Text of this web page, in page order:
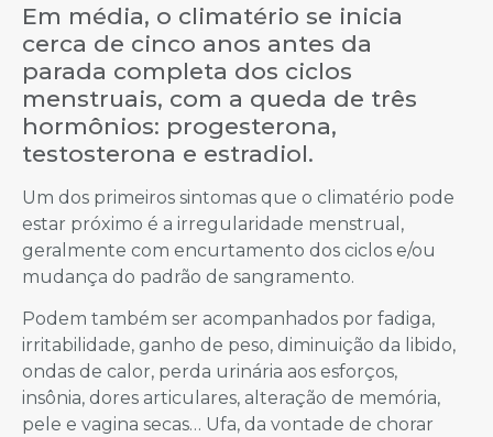
Em média, o climatério se inicia
cerca de cinco anos antes da
parada completa dos ciclos
menstruais, com a queda de três
hormônios: progesterona,
testosterona e estradiol.
Um dos primeiros sintomas que o climatério pode
estar próximo é a irregularidade menstrual,
geralmente com encurtamento dos ciclos e/ou
mudança do padrão de sangramento.
Podem também ser acompanhados por fadiga,
irritabilidade, ganho de peso, diminuição da libido,
ondas de calor, perda urinária aos esforços,
insônia, dores articulares, alteração de memória,
pele e vagina secas… Ufa, da vontade de chorar